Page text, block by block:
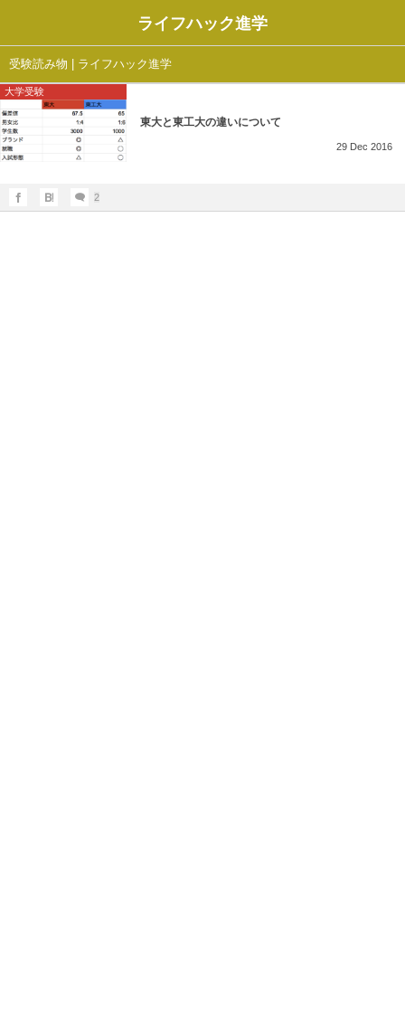
ライフハック進学
受験読み物 | ライフハック進学
大学受験
東大と東工大の違いについて
29 Dec 2016
2